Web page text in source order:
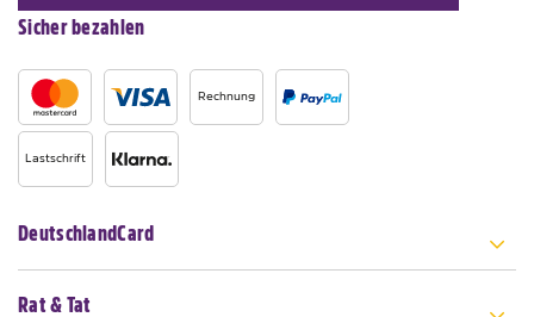
Sicher bezahlen
Rechnung
Lastschrift
DeutschlandCard
Rat & Tat